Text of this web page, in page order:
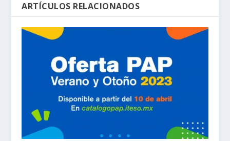
ARTÍCULOS RELACIONADOS